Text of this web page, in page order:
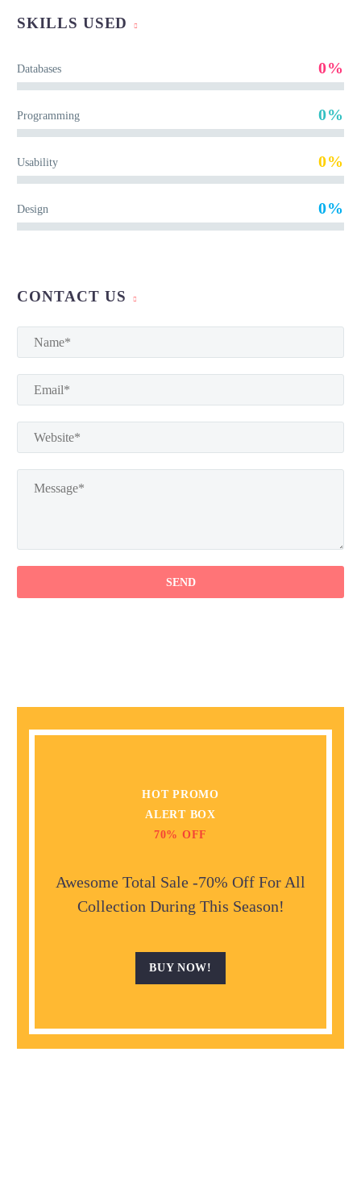
SKILLS USED
Databases 0%
Programming 0%
Usability 0%
Design 0%
CONTACT US
HOT PROMO
ALERT BOX
70% OFF
Awesome Total Sale -70% Off For All
Collection During This Season!
BUY NOW!